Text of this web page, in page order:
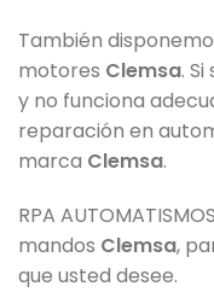
También
motores Clemsa.
y no funciona
reparación en
marca Clemsa.
RPA
mandos Clemsa,
que usted desee.